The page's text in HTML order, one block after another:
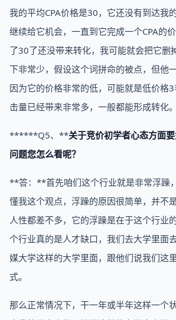
我的平均CPA价格是30，它还没有到达我
继续给它机会，一直到它完成一个CPA的
了30了还没带来转化，我可能就会把它删
下非常少，假设这个词拼命的被点，但他
因为它的价格非常的低，可能就是低价格
击量已经带来非常多，一般都能形成转化。
******Q5、**关于竞价初学者心态方面
问题您怎么看呢？
**答：**首先咱们这个行业就是非常浮躁
懂我这个观点，浮躁的原因很简单，并不
人性都差不多，它的浮躁是在于这个行业
个行业真的是人才缺口，我们去大学里面
媒大学这样的大学里面，跟他们说我们这
式。
那么正常情况下，干一年或半年这样一个